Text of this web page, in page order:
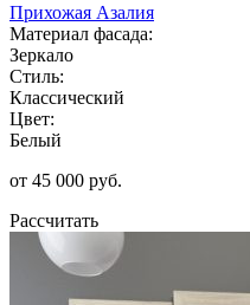
Прихожая Азалия
Материал фасада:
Зеркало
Стиль:
Классический
Цвет:
Белый
от 45 000 руб.
Рассчитать